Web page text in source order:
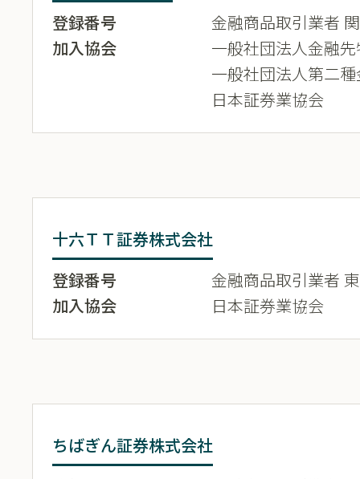
登録番号
金融商品取引業者
加入協会
一般社団法人金融
一般社団法人第二
日本証券業協会
十六ＴＴ証券株式会社
登録番号
金融商品取引業者
加入協会
日本証券業協会
ちばぎん証券株式会社